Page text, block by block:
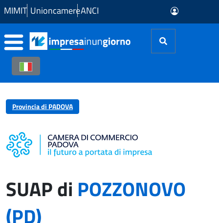
Skip to Main Content
MIMIT UnioncamereANCI
Provincia di PADOVA
SUAP di POZZONOVO
(PD)